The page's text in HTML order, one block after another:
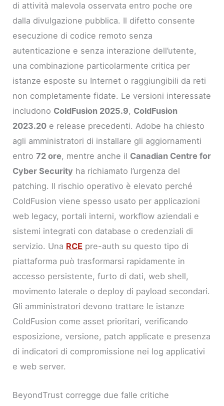
di attività malevola osservata entro poche ore
dalla divulgazione pubblica. Il difetto consente
esecuzione di codice remoto senza
autenticazione e senza interazione dell’utente,
una combinazione particolarmente critica per
istanze esposte su Internet o raggiungibili da reti
non completamente fidate. Le versioni interessate
includono ColdFusion 2025.9, ColdFusion
2023.20 e release precedenti. Adobe ha chiesto
agli amministratori di installare gli aggiornamenti
entro72 ore, mentre anche il Canadian Centre for
Cyber Security ha richiamato l’urgenza del
patching. Il rischio operativo è elevato perché
ColdFusion viene spesso usato per applicazioni
web legacy, portali interni, workflow aziendali e
sistemi integrati con database o credenziali di
servizio. Una RCE pre-auth su questo tipo di
piattaforma può trasformarsi rapidamente in
accesso persistente, furto di dati, web shell,
movimento laterale o deploy di payload secondari.
Gli amministratori devono trattare le istanze
ColdFusion come asset prioritari, verificando
esposizione, versione, patch applicate e presenza
di indicatori di compromissione nei log applicativi
e web server.
BeyondTrust corregge due falle critiche